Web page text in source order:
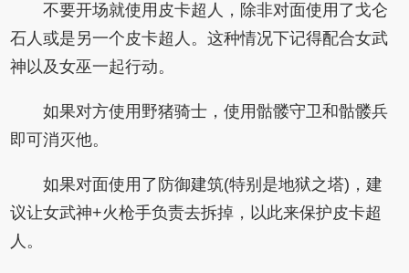
不要开场就使用皮卡超人，除非对面使用了戈仑
石人或是另一个皮卡超人。这种情况下记得配合女武
神以及女巫一起行动。
如果对方使用野猪骑士，使用骷髅守卫和骷髅兵
即可消灭他。
如果对面使用了防御建筑(特别是地狱之塔)，建
议让女武神+火枪手负责去拆掉，以此来保护皮卡超
人。